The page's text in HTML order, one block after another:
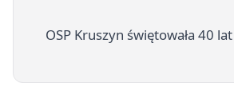
OSP Kruszyn świętowała 40